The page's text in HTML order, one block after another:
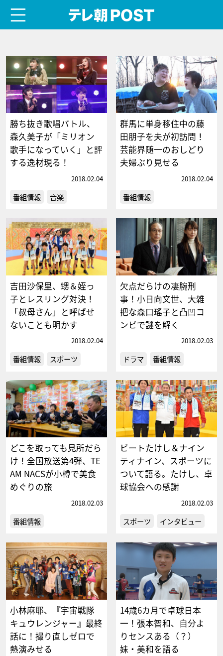
勝ち抜き歌唱バトル、
森久美子が「ミリオン
歌手になっていく」と評
する逸材現る！
2018.02.04
番組情報 音楽
群馬に単身移住中の藤
田朋子を夫が初訪問！
芸能界随一のおしどり
夫婦ぶり見せる
2018.02.04
番組情報
吉田沙保里、甥＆姪っ
子とレスリング対決！
「叔母さん」と呼ばせ
ないことも明かす
2018.02.04
番組情報 スポーツ
欠点だらけの凄腕刑
事！小日向文世、大雑
把な森口瑤子と凸凹コ
ンビで謎を解く
2018.02.03
ドラマ 番組情報
どこを取っても見所だら
け！全国放送第4弾、TE
AM NACSが小樽で美食
めぐりの旅
2018.02.03
番組情報
ビートたけし＆ナイン
ティナイン、スポーツに
ついて語る。たけし、卓
球協会への感謝
2018.02.03
スポーツ インタビュー
小林麻耶、『宇宙戦隊
キュウレンジャー』最終
話に！撮り直しゼロで
熱演みせる
14歳6カ月で卓球日本
一！張本智和、自分よ
りセンスある（？）
妹・美和を語る